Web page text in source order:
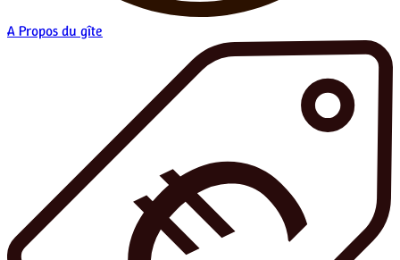
A Propos du gîte